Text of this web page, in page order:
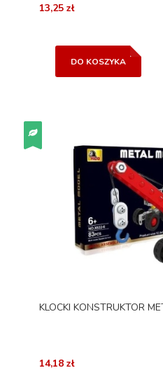
13,25 zł
DO KOSZYKA
KLOCKI KONSTRUKTOR
14,18 zł